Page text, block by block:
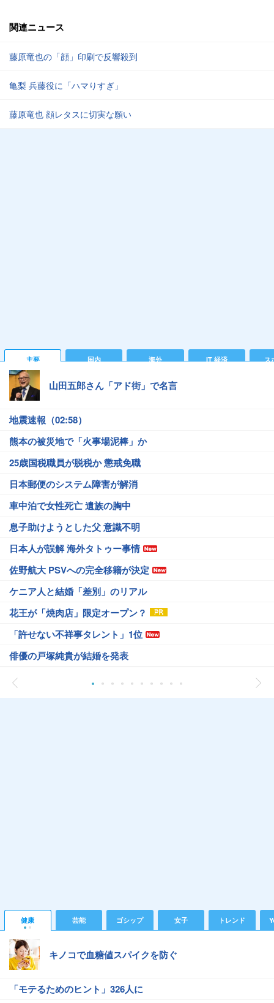
関連ニュース
藤原竜也の「顔」印刷で反響殺到
亀梨 兵藤役に「ハマりすぎ」
藤原竜也 顔レタスに切実な願い
主要 国内 海外 IT 経済 ス
山田五郎さん「アド街」で名言
地震速報（02:58）
熊本の被災地で「火事場泥棒」か
25歳国税職員が脱税か 懲戒免職
日本郵便のシステム障害が解消
車中泊で女性死亡 遺族の胸中
息子助けようとした父 意識不明
日本人が誤解 海外タトゥー事情
佐野航大 PSVへの完全移籍が決定
ケニア人と結婚「差別」のリアル
花王が「焼肉店」限定オープン？
「許せない不祥事タレント」1位
俳優の戸塚純貴が結婚を発表
健康 芸能 ゴシップ 女子 トレンド
キノコで血糖値スパイクを防ぐ
「モテるためのヒント」326人に